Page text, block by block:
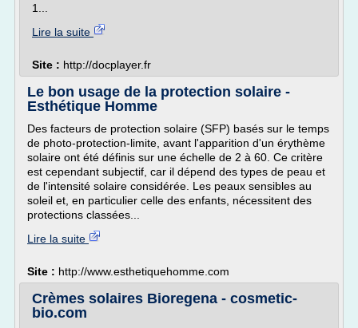
1...
Lire la suite
Site : http://docplayer.fr
Le bon usage de la protection solaire -
Esthétique Homme
Des facteurs de protection solaire (SFP) basés sur le temps
de photo-protection-limite, avant l'apparition d'un érythème
solaire ont été définis sur une échelle de 2 à 60. Ce critère
est cependant subjectif, car il dépend des types de peau et
de l'intensité solaire considérée. Les peaux sensibles au
soleil et, en particulier celle des enfants, nécessitent des
protections classées...
Lire la suite
Site : http://www.esthetiquehomme.com
Crèmes solaires Bioregena - cosmetic-
bio.com